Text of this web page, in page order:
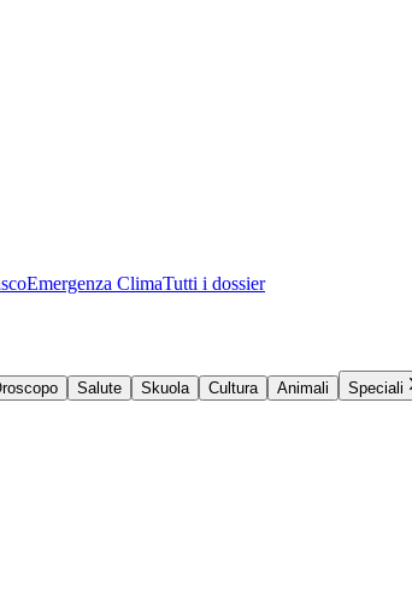
Emergenza ClimaTutti i dossier
Salute Skuola Cultura Animali
Speciali